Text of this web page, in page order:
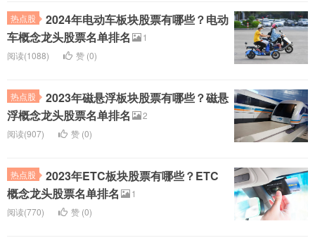
热点股
2024年电动车板块股票有哪些？电动
车概念龙头股票名单排名
1
阅读(1088)
赞 (0)
热点股
2023年磁悬浮板块股票有哪些？磁悬
浮概念龙头股票名单排名
2
阅读(907)
赞 (0)
热点股
2023年ETC板块股票有哪些？ETC
概念龙头股票名单排名
1
阅读(770)
赞 (0)